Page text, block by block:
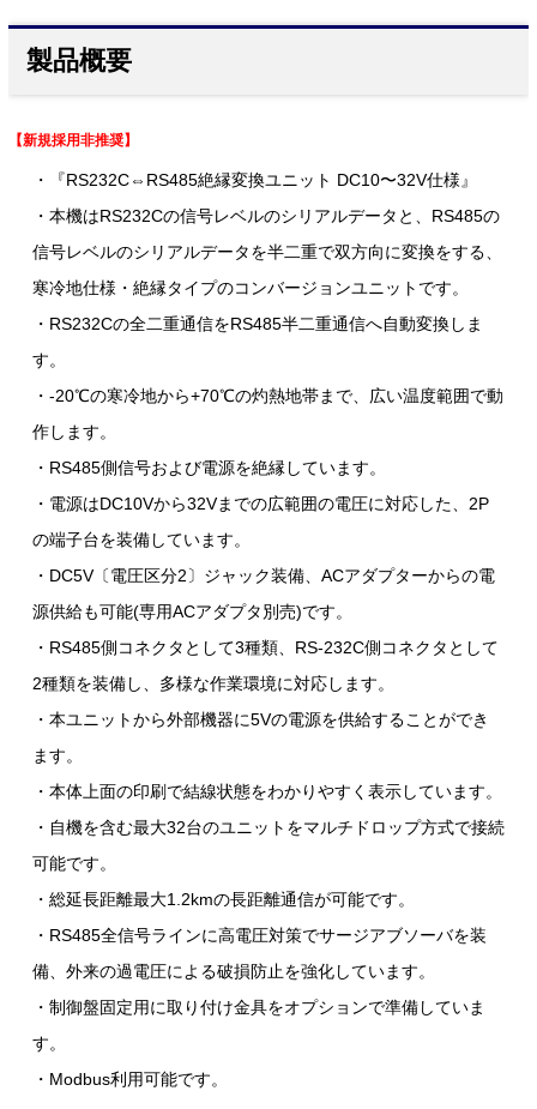
製品概要
【新規採用非推奨】
・『RS232C⇔RS485絶縁変換ユニット DC10〜32V仕様』
・本機はRS232Cの信号レベルのシリアルデータと、RS485の
信号レベルのシリアルデータを半二重で双方向に変換をする、
寒冷地仕様・絶縁タイプのコンバージョンユニットです。
・RS232Cの全二重通信をRS485半二重通信へ自動変換しま
す。
・-20℃の寒冷地から+70℃の灼熱地帯まで、広い温度範囲で動
作します。
・RS485側信号および電源を絶縁しています。
・電源はDC10Vから32Vまでの広範囲の電圧に対応した、2P
の端子台を装備しています。
・DC5V〔電圧区分2〕ジャック装備、ACアダプターからの電
源供給も可能(専用ACアダプタ別売)です。
・RS485側コネクタとして3種類、RS-232C側コネクタとして
2種類を装備し、多様な作業環境に対応します。
・本ユニットから外部機器に5Vの電源を供給することができ
ます。
・本体上面の印刷で結線状態をわかりやすく表示しています。
・自機を含む最大32台のユニットをマルチドロップ方式で接続
可能です。
・総延長距離最大1.2kmの長距離通信が可能です。
・RS485全信号ラインに高電圧対策でサージアブソーバを装
備、外来の過電圧による破損防止を強化しています。
・制御盤固定用に取り付け金具をオプションで準備していま
す。
・Modbus利用可能です。